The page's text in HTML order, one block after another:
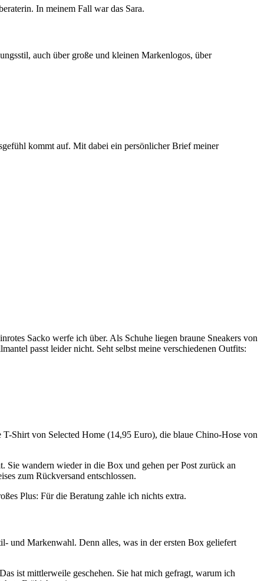
In meinem Fall war das Sara.
auch über große und kleinen Markenlogos, über
kommt auf. Mit dabei ein persönlicher Brief meiner
Sacko werfe ich über. Als Schuhe liegen braune Sneakers von
passt leider nicht. Seht selbst meine verschiedenen Outfits:
Shirt von Selected Home (14,95 Euro), die blaue Chino-Hose von
Sie wandern wieder in die Box und gehen per Post zurück an
zum Rückversand entschlossen.
Plus: Für die Beratung zahle ich nichts extra.
und Markenwahl. Denn alles, was in der ersten Box geliefert
ist mittlerweile geschehen. Sie hat mich gefragt, warum ich